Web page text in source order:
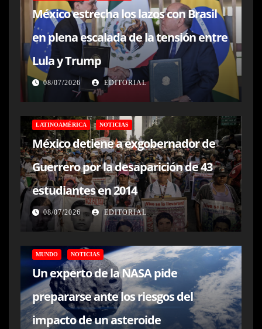
México estrecha los lazos con Brasil
en plena escalada de la tensión entre
Lula y Trump
08/07/2026 EDITORIAL
LATINOAMÉRICA NOTICIAS
México detiene a exgobernador de
Guerrero por la desaparición de 43
estudiantes en 2014
08/07/2026 EDITORIAL
MUNDO NOTICIAS
Un experto de la NASA pide
prepararse ante los riesgos del
impacto de un asteroide